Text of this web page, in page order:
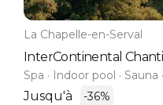
La Chapelle-en-Serval
InterContinental
Spa · Indoor pool · Sauna
Jusqu'à -36%